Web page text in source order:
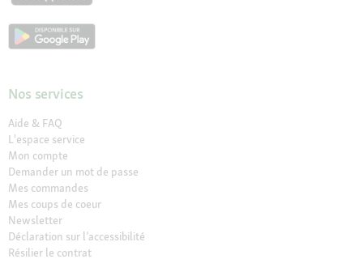
Nos services
Aide & FAQ
L'espace service
Mon compte
Demander un mot de passe
Mes commandes
Mes coups de coeur
Newsletter
Déclaration sur l’accessibilité
Résilier le contrat